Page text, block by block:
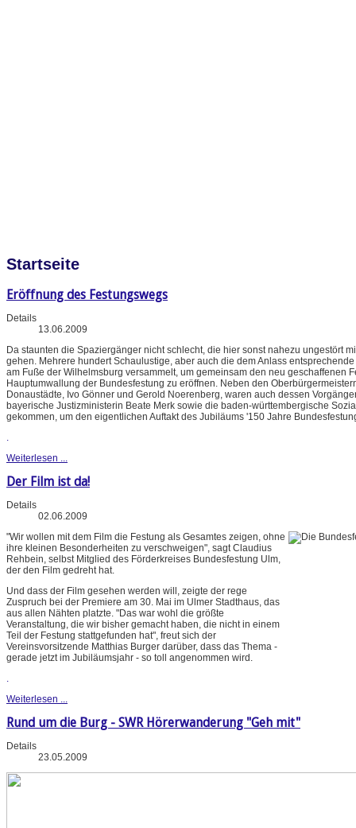
Startseite
Eröffnung des Festungswegs
Details
13.06.2009
Da staunten die Spaziergänger nicht schlecht, die hier sonst nahezu ungestört
gehen. Mehrere hundert Schaulustige, aber auch die dem Anlass
am Fuße der Wilhelmsburg versammelt, um gemeinsam den neu geschaffenen
Hauptumwallung der Bundesfestung zu eröffnen. Neben den
Donaustädte, Ivo Gönner und Gerold Noerenberg, waren auch dessen
bayerische Justizministerin Beate Merk sowie die baden-württembergische
gekommen, um den eigentlichen Auftakt des Jubiläums '150 Jahre
.
Weiterlesen ...
Der Film ist da!
Details
02.06.2009
"Wir wollen mit dem Film die Festung als Gesamtes zeigen, ohne
ihre kleinen Besonderheiten zu verschweigen", sagt Claudius
Rehbein, selbst Mitglied des Förderkreises Bundesfestung Ulm,
der den Film gedreht hat.
Und dass der Film gesehen werden will, zeigte der rege
Zuspruch bei der Premiere am 30. Mai im Ulmer Stadthaus, das
aus allen Nähten platzte. "Das war wohl die größte
Veranstaltung, die wir bisher gemacht haben, die nicht in einem
Teil der Festung stattgefunden hat", freut sich der
Vereinsvorsitzende Matthias Burger darüber, dass das Thema -
gerade jetzt im Jubiläumsjahr - so toll angenommen wird.
Weiterlesen ...
Rund um die Burg - SWR Hörerwanderung "Geh mit"
Details
23.05.2009